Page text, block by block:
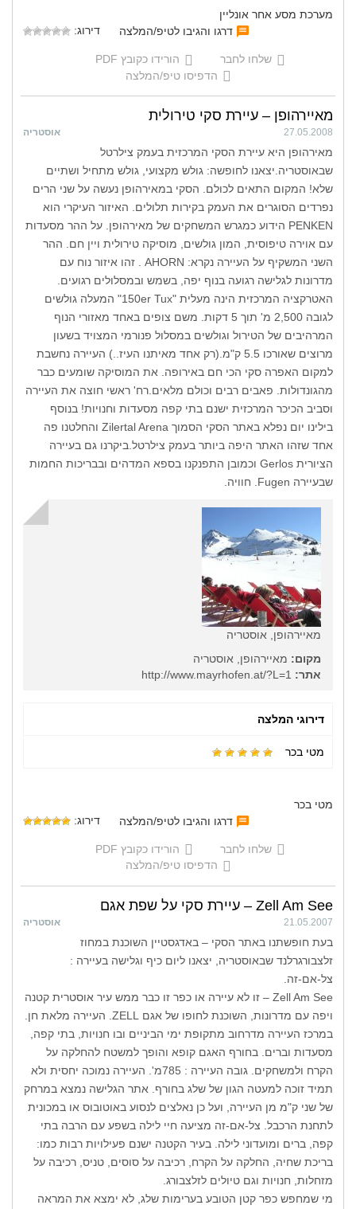
מערכת מסע אחר אונליין
דרגו והגיבו לטיפ/המלצה
דירוג:
שלחו לחבר
הורידו כקובץ PDF
הדפיסו טיפ/המלצה
מאיירהופן – עיירת סקי טירולית
אוסטריה 27.05.2008
מאירהופן היא עיירת הסקי המרכזית בעמק צילרטל
שבאוסטריה.יצאנו לחופשה: גולש מקצועי, גולש מתחיל ושתיים
שלא! המקום התאים לכולם. הסקי במאירהופן נעשה על שני הרים
נפרדים הסוגרים את העמק בקירות תלולים. האיזור העיקרי הוא
PENKEN הידוע כמגרש המשחקים של מאירהופן. על ההר מסעדות
עם אוירה טיפוסית, המון גולשים, מוסיקה טירולית ויין חם. ההר
השני המשקיף על העיירה נקרא: AHORN . זהו איזור נוח עם
מדרונות לגלישה רגועה בנוף יפה, בשמש ובמסלולים רגועים.
האטרקציה המרכזית הינה מעלית "150er Tux" המעלה גולשים
לגובה 2,500 מ' תוך 5 דקות. משם צופים באחד מאזורי הנוף
המרהיבים של הטירול וגולשים במסלול פנורמי המצויד בשעון
מרוצים שאורכו 5.5 ק"מ.(רק אחד מאיתנו העיז..) העיירה נחשבת
למקום האפרה סקי הכי חם באירופה. את המוסיקה שומעים כבר
מהגונדולות. פאבים רבים וכולם מלאים.רח' ראשי חוצה את העיירה
וסביב הכיכר המרכזית ישנם בתי קפה מסעדות וחנויות! בנוסף
בילינו יום נפלא באתר הסקי הסמוך Zilertal Arena והחלטנו פה
אחד שזהו האתר היפה ביותר בעמק צילרטל.ביקרנו גם בעיירה
הציורית Gerlos וכמובן התפנקנו בספא המדהים ובבריכות החמות
שבעיירה Fugen. חוויה.
מאיירהופן, אוסטריה
מקום: מאיירהופן, אוסטריה
אתר:
דירוגי המלצה
מטי בכר
מטי בכר
דרגו והגיבו לטיפ/המלצה
דירוג:
שלחו לחבר
הורידו כקובץ PDF
הדפיסו טיפ/המלצה
Zell Am See – עיירת סקי על שפת אגם
אוסטריה 21.05.2007
בעת חופשתנו באתר הסקי – באדגסטיין השוכנת במחוז
זלצבורגרלנד שבאוסטריה, יצאנו ליום כיף וגלישה בעיירה :
צל-אם-זה.
Zell Am See – זו לא עיירה או כפר זו כבר ממש עיר אוסטרית קטנה
ויפה עם מדרונות, השוכנת לחופו של אגם ZELL. העיירה מלאת חן.
במרכז העיירה מדרחוב מתקופת ימי הביניים ובו חנויות, בתי קפה,
מסעדות וברים. בחורף האגם קופא והופך למשטח להחלקה על
הקרח ולמשחקים. גובה העיירה : 785מ'. העיירה נמוכה יחסית ולא
תמיד זוכה למעטה הגון של שלג בחורף. אתר הגלישה נמצא במרחק
של שני ק"מ מן העיירה, ועל כן נאלצים לנסוע באוטובוס או במכונית
לתחנת הרכבל. צל-אם-זה מציעה חיי לילה בשפע עם הרבה בתי
קפה, ברים ומועדוני לילה. בעיר הקטנה ישנם פעילויות רבות כמו:
בריכת שחיה, החלקה על הקרח, רכיבה על סוסים, טניס, רכיבה על
מזחלות, חנויות וגם טיולים לזלצבורג.
מי שמחפש כפר קטן הטובע בערימות שלג, לא ימצא את המראה